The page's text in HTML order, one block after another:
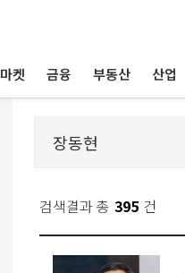
마켓 금융 부동산 산업
검색결과 총 395 건